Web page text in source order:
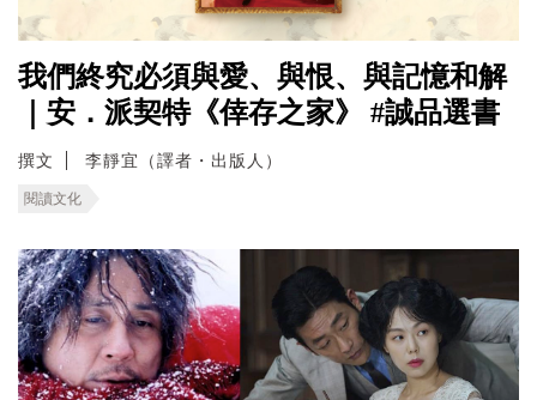
我們終究必須與愛、與恨、與記憶和解
｜安．派契特《倖存之家》 #誠品選書
撰文 李靜宜（譯者・出版人）
閱讀文化